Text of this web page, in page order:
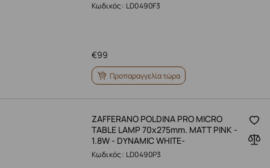
Κωδικός: LD0490F3
99
€
Προπαραγγελία τώρα
ZAFFERANO POLDINA PRO MICRO
TABLE LAMP 70x275mm. MATT PINK -
1.8W - DYNAMIC WHITE-
Κωδικός: LD0490P3